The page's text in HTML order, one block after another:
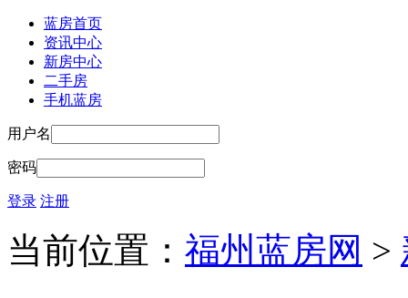
蓝房首页
资讯中心
新房中心
二手房
手机蓝房
用户名
密码
登录 注册
当前位置： 福州蓝房网 >